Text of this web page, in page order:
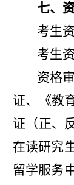
七、
考生
考生
资格
证、《教
证（正、
在读研究
留学服务